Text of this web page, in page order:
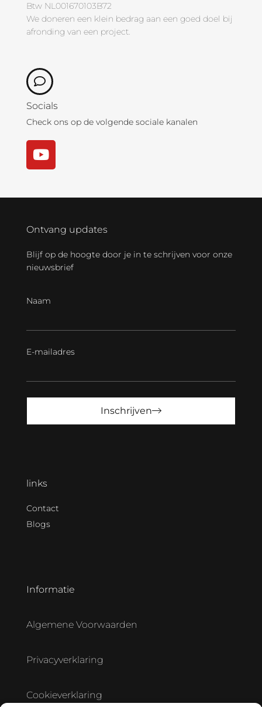
Btw NL001670103B72
We doneren een klein bedrag aan een goed doel bij
afronding van een project.
Socials
Check ons op de volgende sociale kanalen
Informatie
Algemene Voorwaarden
Privacyverklaring
Cookieverklaring
links
Contact
Blogs
Ontvang updates
Blijf op de hoogte door je in te schrijven voor onze
nieuwsbrief
Naam
E-mailadres
Inschrijven